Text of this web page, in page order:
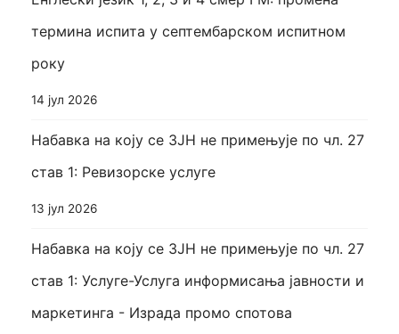
термина испита у септембарском испитном
року
14 јул 2026
Набавка на коју се ЗЈН не примењује по чл. 27
став 1: Ревизорске услуге
13 јул 2026
Набавка на коју се ЗЈН не примењује по чл. 27
став 1: Услуге-Услуга информисања јавности и
маркетинга - Израда промо спотова